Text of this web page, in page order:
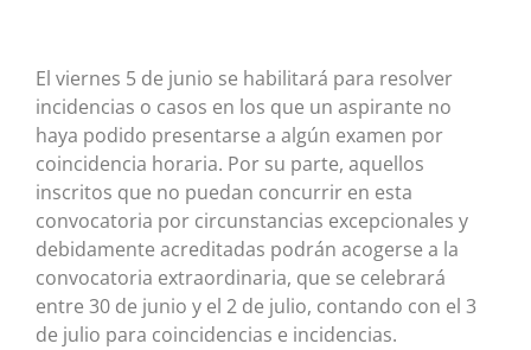
El viernes 5 de junio se habilitará para resolver
incidencias o casos en los que un aspirante no
haya podido presentarse a algún examen por
coincidencia horaria. Por su parte, aquellos
inscritos que no puedan concurrir en esta
convocatoria por circunstancias excepcionales y
debidamente acreditadas podrán acogerse a la
convocatoria extraordinaria, que se celebrará
entre 30 de junio y el 2 de julio, contando con el 3
de julio para coincidencias e incidencias.